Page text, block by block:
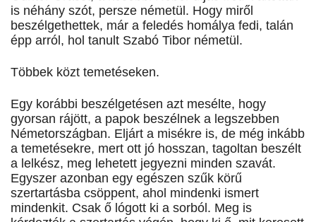
is néhány szót, persze németül. Hogy miről
beszélgethettek, már a feledés homálya fedi, talán
épp arról, hol tanult Szabó Tibor németül.
Többek közt temetéseken.
Egy korábbi beszélgetésen azt mesélte, hogy
gyorsan rájött, a papok beszélnek a legszebben
Németországban. Eljárt a misékre is, de még inkább
a temetésekre, mert ott jó hosszan, tagoltan beszélt
a lelkész, meg lehetett jegyezni minden szavát.
Egyszer azonban egy egészen szűk körű
szertartásba csöppent, ahol mindenki ismert
mindenkit. Csak ő lógott ki a sorból. Meg is